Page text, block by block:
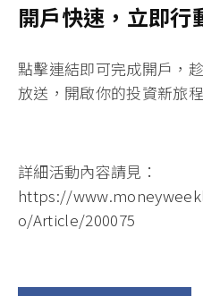
開戶快速，立即行
點擊連結即可完成開戶 ，
放送，開啟你的投資新旅程
詳細活動內容請見：
https://
o/Article/200075